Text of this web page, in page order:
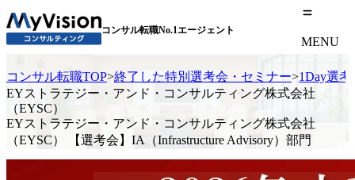
コンサル転職No.1エージェント
MENU
コンサル転職TOP>終了した特別選考会・セミナー>1Day選考
EYストラテジー・アンド・コンサルティング株式会社
（EYSC）
EYストラテジー・アンド・コンサルティング株式会社
（EYSC） 【選考会】IA（Infrastructure Advisory）部門